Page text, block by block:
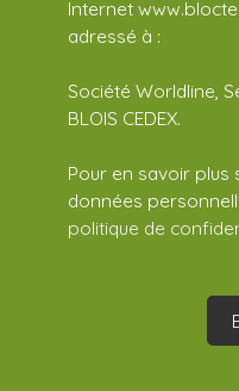
Internet
adressé à :
Société Worldline,
BLOIS CEDEX.
Pour en savoir plus
données
politique de